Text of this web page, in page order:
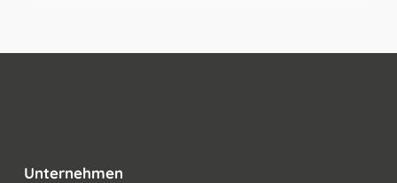
Unternehmen